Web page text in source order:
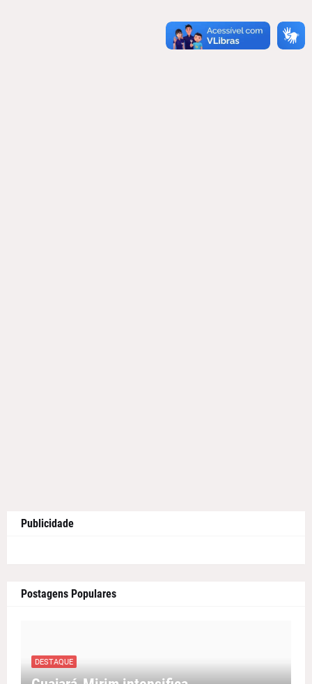
Publicidade
Postagens Populares
DESTAQUE